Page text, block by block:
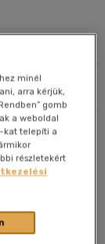
minél
arra kérjük,
gomb
a weboldal
kat telepíti a
részletekért